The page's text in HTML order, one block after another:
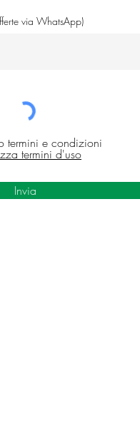
via WhatsApp)
termini e condizioni
termini d'uso
Invia